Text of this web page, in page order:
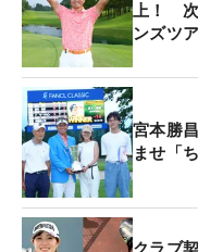
上！ 次
ンズツア
宮本勝
ませ「